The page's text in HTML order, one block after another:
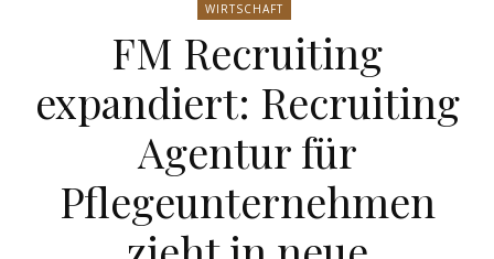
von
Weik
WIRTSCHAFT
FM Recruiting
expandiert: Recruiting
Agentur für
Pflegeunternehmen